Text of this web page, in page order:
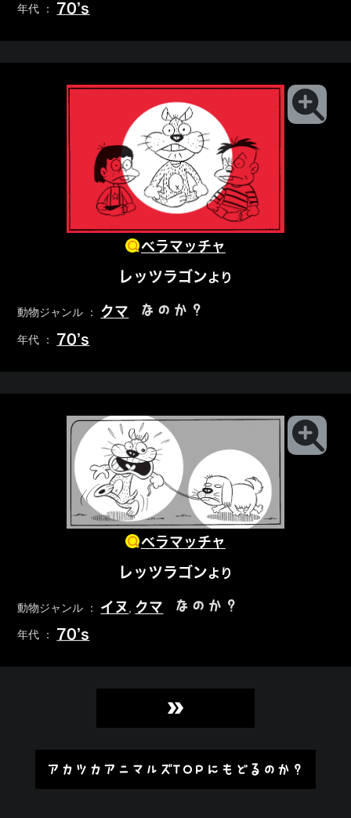
年代 ： 70’s
ベラマッチャ
レッツラゴンより
動物ジャンル ： クマ なのか？
年代 ： 70’s
ベラマッチャ
レッツラゴンより
動物ジャンル ： イヌ クマ なのか？
年代 ： 70’s
»
アカツカアニマルズTOPにもどるのか？